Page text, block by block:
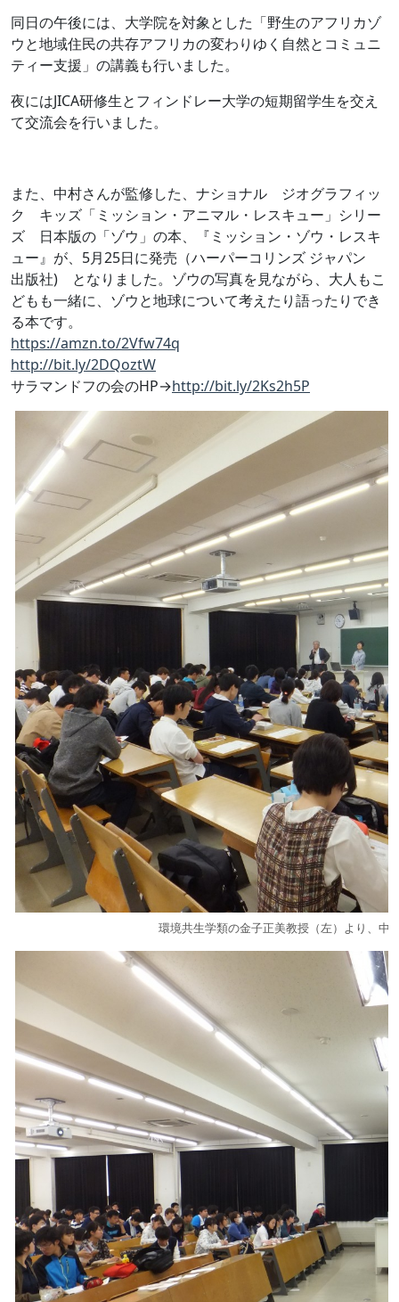
同日の午後には、大学院を対象とした「野生のアフリカゾ
ウと地域住民の共存アフリカの変わりゆく自然とコミュニ
ティー支援」の講義も行いました。
夜にはJICA研修生とフィンドレー大学の短期留学生を交え
て交流会を行いました。
また、中村さんが監修した、ナショナル ジオグラフィッ
ク キッズ「ミッション・アニマル・レスキュー」シリー
ズ 日本版の「ゾウ」の本、『ミッション・ゾウ・レスキ
ュー』が、 5月25日に発売（ハーパーコリンズ ジャパン
出版社) となりました。ゾウの写真を見ながら、大人もこ
どもも一緒に、 ゾウと地球について考えたり語ったりでき
る本です。
https://amzn.to/2Vfw74q
http://bit.ly/2DQoztW
サラマンドフの会のHP→http://bit.ly/2Ks2h5P
環境共生学類の金子正美教授（左）より、中